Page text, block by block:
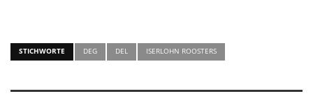
STICHWORTE DEG DEL ISERLOHN ROOSTERS